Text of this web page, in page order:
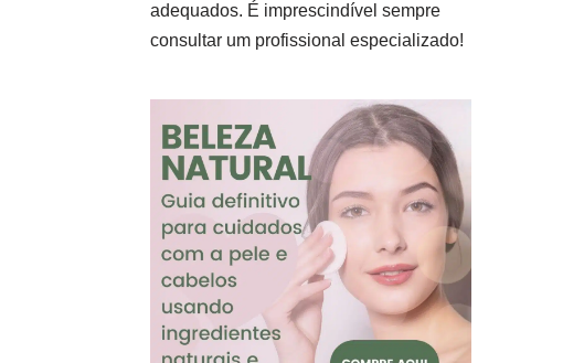
adequados. É imprescindível sempre
consultar um profissional especializado!